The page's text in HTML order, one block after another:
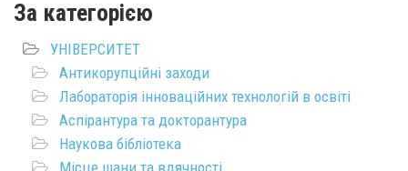
За категорією
УНІВЕРСИТЕТ
Антикорупційні заходи
Лабораторія інноваційних технологій в освіті
Аспірантура та докторантура
Наукова бібліотека
Місце шани та вдячності